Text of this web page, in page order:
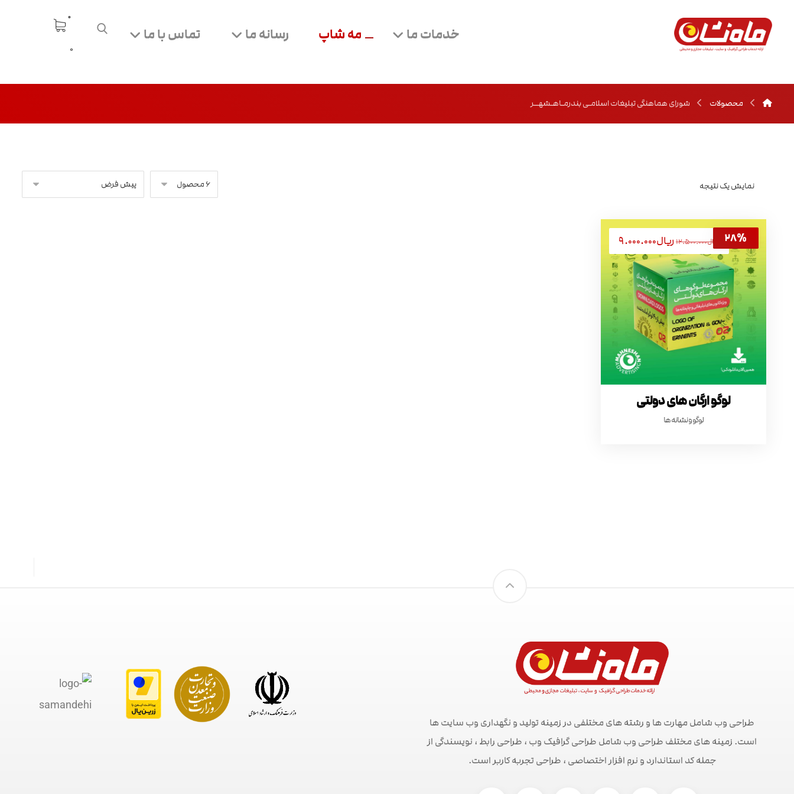
0
خدمات ما مه شاپ رسانه ما تماس با ما
محصولات شورای هماهنگی تبلیغات اسلامـی بندرمـاهـشهــر
نمایش یک نتیجه
لوگو ارگان های دولتی
لوگو و نشانه ها
ریال۱۲.۵۰۰.۰۰۰ریال۹.۰۰۰.۰۰۰
طراحی وب شامل مهارت ها و رشته های مختلفی در زمینه تولید و نگهداری وب سایت ها
است. زمینه های مختلف طراحی وب شامل طراحی گرافیک وب ، طراحی رابط ، نویسندگی از
جمله کد استاندارد و نرم افزار اختصاصی ، طراحی تجربه کاربر است.